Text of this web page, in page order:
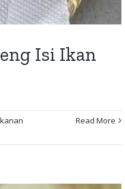
Isi Ikan
Read More